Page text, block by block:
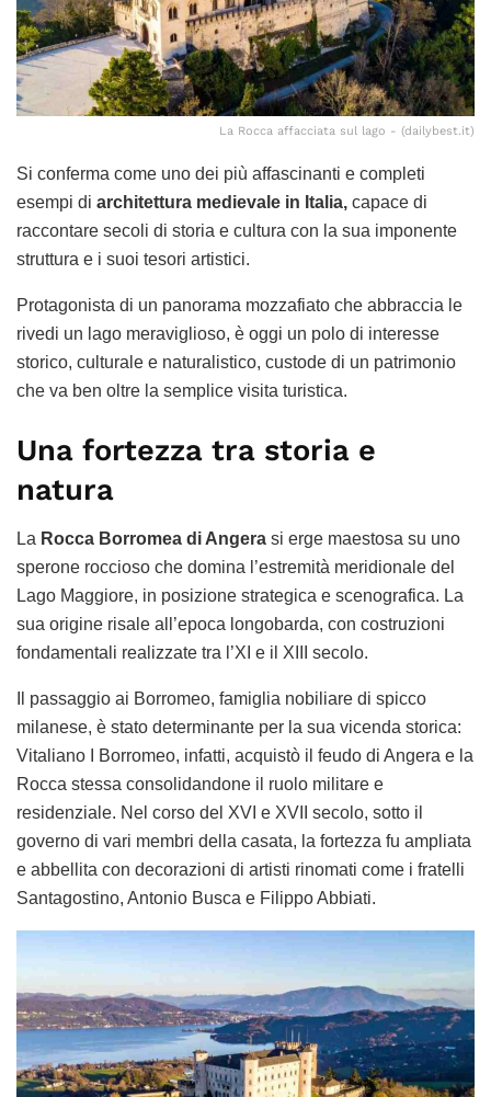
La Rocca affacciata sul lago - (dailybest.it)
Si conferma come uno dei più affascinanti e completi
esempi di architettura medievale in Italia, capace di
raccontare secoli di storia e cultura con la sua imponente
struttura e i suoi tesori artistici.
Protagonista di un panorama mozzafiato che abbraccia le
rivedi un lago meraviglioso, è oggi un polo di interesse
storico, culturale e naturalistico, custode di un patrimonio
che va ben oltre la semplice visita turistica.
Una fortezza tra storia e
natura
La Rocca Borromea di Angera si erge maestosa su uno
sperone roccioso che domina l’estremità meridionale del
Lago Maggiore, in posizione strategica e scenografica. La
sua origine risale all’epoca longobarda, con costruzioni
fondamentali realizzate tra l’XI e il XIII secolo.
Il passaggio ai Borromeo, famiglia nobiliare di spicco
milanese, è stato determinante per la sua vicenda storica:
Vitaliano I Borromeo, infatti, acquistò il feudo di Angera e la
Rocca stessa consolidandone il ruolo militare e
residenziale. Nel corso del XVI e XVII secolo, sotto il
governo di vari membri della casata, la fortezza fu ampliata
e abbellita con decorazioni di artisti rinomati come i fratelli
Santagostino, Antonio Busca e Filippo Abbiati.